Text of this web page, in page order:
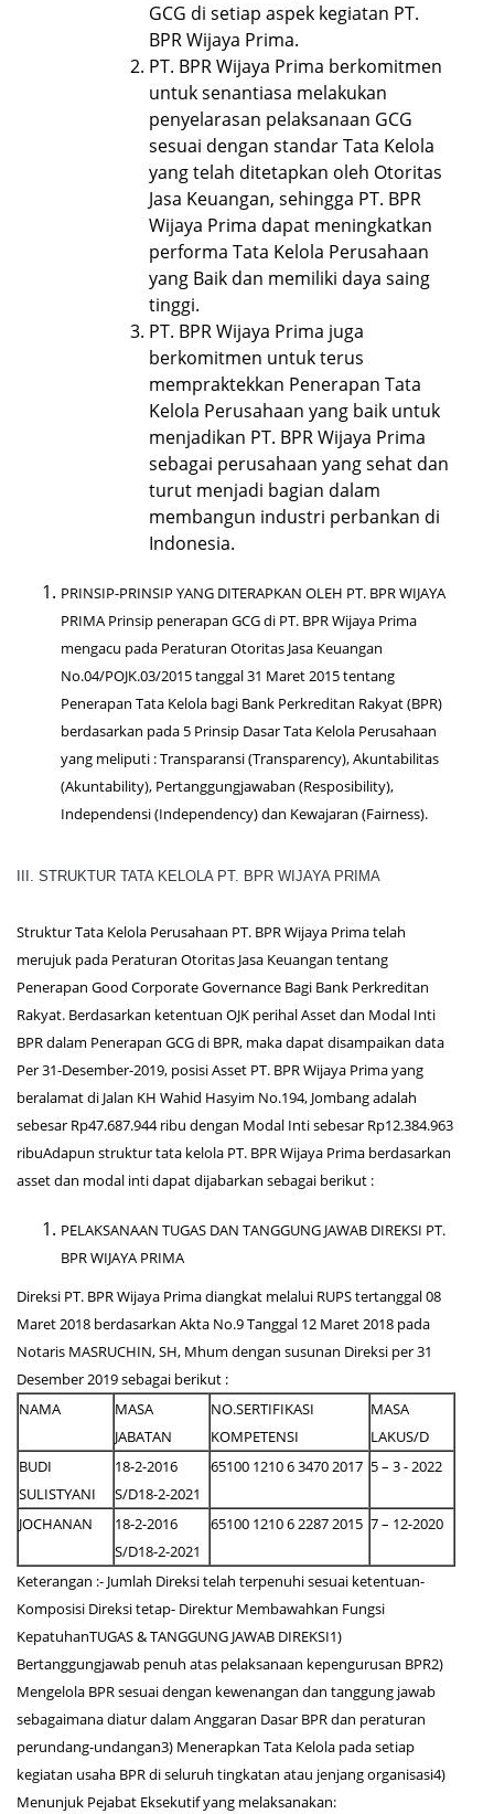
GCG di setiap aspek kegiatan PT.
BPR Wijaya Prima.
PT. BPR Wijaya Prima berkomitmen
untuk senantiasa melakukan
penyelarasan pelaksanaan GCG
sesuai dengan standar Tata Kelola
yang telah ditetapkan oleh Otoritas
Jasa Keuangan, sehingga PT. BPR
Wijaya Prima dapat meningkatkan
performa Tata Kelola Perusahaan
yang Baik dan memiliki daya saing
tinggi.
PT. BPR Wijaya Prima juga
berkomitmen untuk terus
mempraktekkan Penerapan Tata
Kelola Perusahaan yang baik untuk
menjadikan PT. BPR Wijaya Prima
sebagai perusahaan yang sehat dan
turut menjadi bagian dalam
membangun industri perbankan di
Indonesia.
PRINSIP-PRINSIP YANG DITERAPKAN OLEH PT. BPR WIJAYA
PRIMA Prinsip penerapan GCG di PT. BPR Wijaya Prima
mengacu pada Peraturan Otoritas Jasa Keuangan
No.04/POJK.03/2015 tanggal 31 Maret 2015 tentang
Penerapan Tata Kelola bagi Bank Perkreditan Rakyat (BPR)
berdasarkan pada 5 Prinsip Dasar Tata Kelola Perusahaan
yang meliputi : Transparansi (Transparency), Akuntabilitas
(Akuntability), Pertanggungjawaban (Resposibility),
Independensi (Independency) dan Kewajaran (Fairness).
III. STRUKTUR TATA KELOLA PT. BPR WIJAYA PRIMA
Struktur Tata Kelola Perusahaan PT. BPR Wijaya Prima telah
merujuk pada Peraturan Otoritas Jasa Keuangan tentang
Penerapan Good Corporate Governance Bagi Bank Perkreditan
Rakyat. Berdasarkan ketentuan OJK perihal Asset dan Modal Inti
BPR dalam Penerapan GCG di BPR, maka dapat disampaikan data
Per 31-Desember-2019, posisi Asset PT. BPR Wijaya Prima yang
beralamat di Jalan KH Wahid Hasyim No.194, Jombang adalah
sebesar Rp47.687.944 ribu dengan Modal Inti sebesar Rp12.384.963
ribuAdapun struktur tata kelola PT. BPR Wijaya Prima berdasarkan
asset dan modal inti dapat dijabarkan sebagai berikut :
PELAKSANAAN TUGAS DAN TANGGUNG JAWAB DIREKSI PT.
BPR WIJAYA PRIMA
Direksi PT. BPR Wijaya Prima diangkat melalui RUPS tertanggal 08
Maret 2018 berdasarkan Akta No.9 Tanggal 12 Maret 2018 pada
Notaris MASRUCHIN, SH, Mhum dengan susunan Direksi per 31
Desember 2019 sebagai berikut :
NAMA
MASA
JABATAN
NO.SERTIFIKASI
KOMPETENSI
MASA
LAKUS/D
BUDI
SULISTYANI
18-2-2016
S/D18-2-2021
65100 1210 6 3470 2017 5 – 3 - 2022
JOCHANAN
18-2-2016
S/D18-2-2021
65100 1210 6 2287 2015 7 – 12-2020
Keterangan :- Jumlah Direksi telah terpenuhi sesuai ketentuan-
Komposisi Direksi tetap- Direktur Membawahkan Fungsi
KepatuhanTUGAS & TANGGUNG JAWAB DIREKSI1)
Bertanggungjawab penuh atas pelaksanaan kepengurusan BPR2)
Mengelola BPR sesuai dengan kewenangan dan tanggung jawab
sebagaimana diatur dalam Anggaran Dasar BPR dan peraturan
perundang-undangan3) Menerapkan Tata Kelola pada setiap
kegiatan usaha BPR di seluruh tingkatan atau jenjang organisasi4)
Menunjuk Pejabat Eksekutif yang melaksanakan: